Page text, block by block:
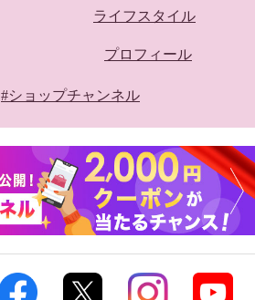
ライフスタイル
プロフィール
#ショップチャンネル